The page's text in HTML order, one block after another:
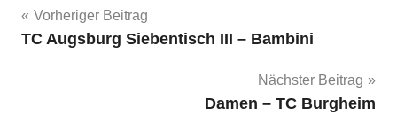
Beitragsnavigation
Vorheriger Beitrag
TC Augsburg Siebentisch III – Bambini
Nächster Beitrag
Damen – TC Burgheim